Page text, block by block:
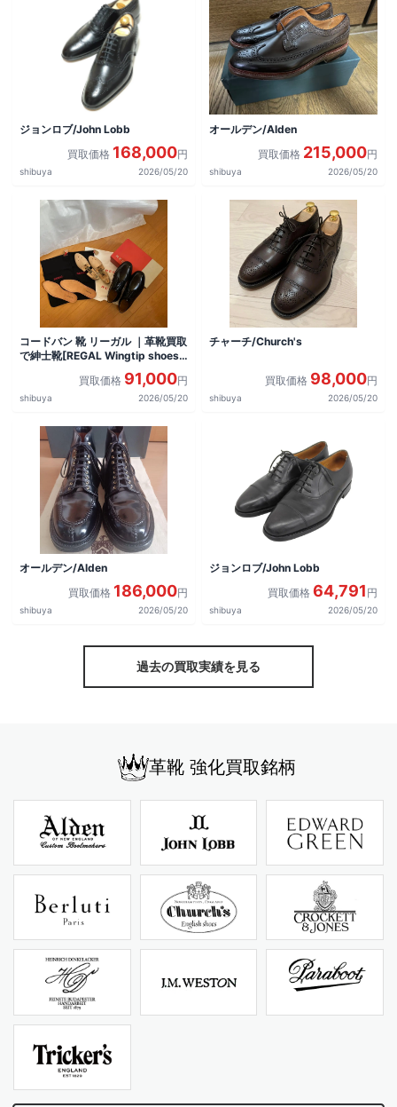
ジョンロブ/John Lobb
買取価格 168,000円
shibuya 2026/05/20
オールデン/Alden
買取価格 215,000円
shibuya 2026/05/20
コードバン 靴 リーガル ｜革靴買取
で紳士靴[REGAL Wingtip shoes]
買取価格 91,000円
shibuya 2026/05/20
チャーチ/Church's
買取価格 98,000円
shibuya 2026/05/20
オールデン/Alden
買取価格 186,000円
shibuya 2026/05/20
ジョンロブ/John Lobb
買取価格 64,791 円
shibuya 2026/05/20
過去の買取実績を見る
革靴 強化買取銘柄